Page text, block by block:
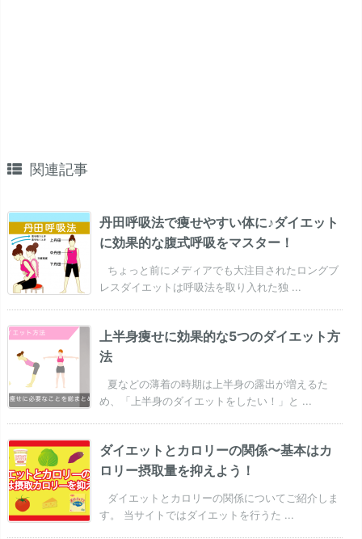
関連記事
丹田呼吸法で痩せやすい体に♪ダイエット
に効果的な腹式呼吸をマスター！
ちょっと前にメディアでも大注目されたロングブ
レスダイエットは呼吸法を取り入れた独 ...
上半身痩せに効果的な5つのダイエット方
法
夏などの薄着の時期は上半身の露出が増えるた
め、「上半身のダイエットをしたい！」と ...
ダイエットとカロリーの関係〜基本はカ
ロリー摂取量を抑えよう！
ダイエットとカロリーの関係についてご紹介しま
す。 当サイトではダイエットを行うた ...